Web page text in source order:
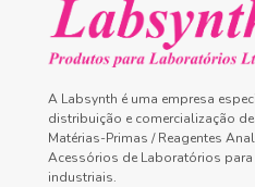
A Labsynth é uma empresa
distribuição e comercialização
Matérias-Primas / Reagentes
Acessórios de Laboratórios
industriais.